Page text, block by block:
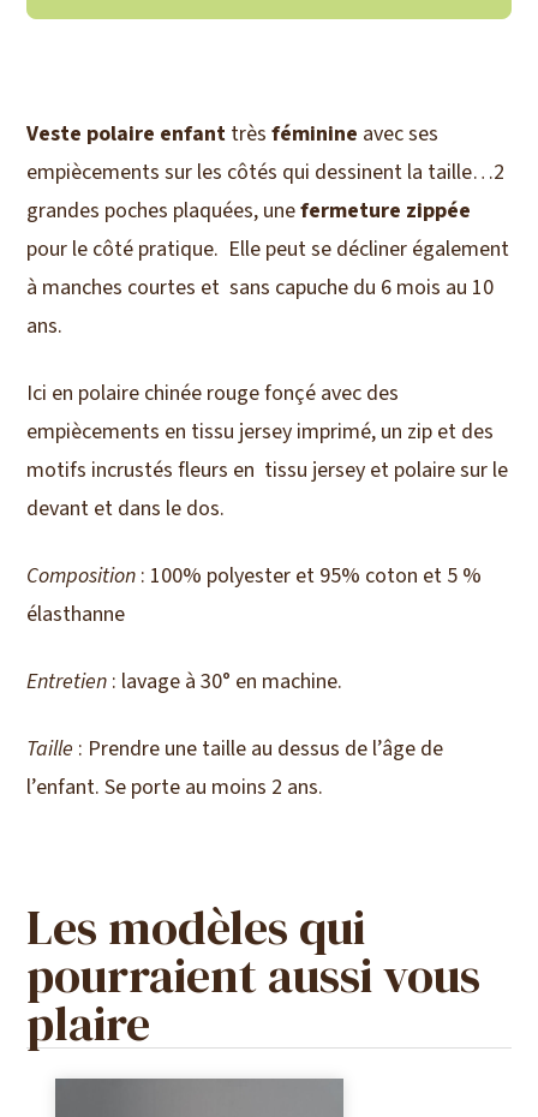
capucine
fleurs
Veste polaire enfant très féminine avec ses
empiècements sur les côtés qui dessinent la taille…2
grandes poches plaquées, unefermeture zippée
pour le côté pratique. Elle peut se décliner également
à manches courtes et sans capuche du 6 mois au 10
ans.
Ici en polaire chinée rouge fonçé avec des
empiècements en tissu jersey imprimé, un zip et des
motifs incrustés fleurs en tissu jersey et polaire sur le
devant et dans le dos.
Composition : 100% polyester et 95% coton et 5 %
élasthanne
Entretien : lavage à 30° en machine.
Taille : Prendre une taille au dessus de l’âge de
l’enfant. Se porte au moins 2 ans.
Les modèles qui
pourraient aussi vous
plaire